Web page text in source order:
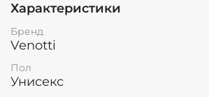
Характеристики
Бренд
Venotti
Пол
Унисекс